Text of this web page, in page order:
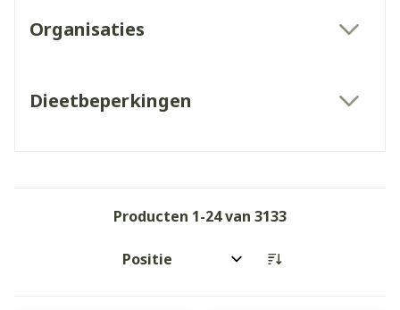
Organisaties
Dieetbeperkingen
Producten 1-24van 3133
Sorteer op: